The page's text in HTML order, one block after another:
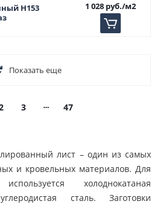
Н153
1 028 руб./м2
Показать еще
3 47
лист – один из самых
и кровельных материалов. Для
холоднокатаная
сталь. Заготовки